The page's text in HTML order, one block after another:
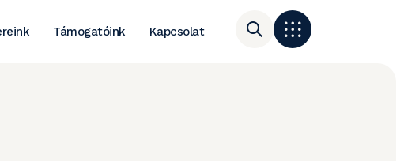
Támogatóink Kapcsolat